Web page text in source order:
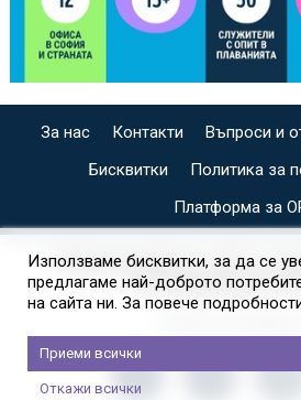
За нас Контакти Въпроси и
Бисквитки
Политика за
Платформа за
СПЕЦИАЛИЗИРАН САЙТ ЗА
ОРГАНИЗИРАНИ
Използваме бисквитки, за да се
предлагаме най-доброто
на сайта ни. За повече
Приеми всички
Откажи всички